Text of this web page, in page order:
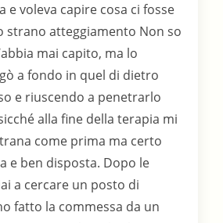
e voleva capire cosa ci fosse
strano atteggiamento Non so
mai capito, ma lo
a fondo in quel di dietro
e riuscendo a penetrarlo
alla fine della terapia mi
come prima ma certo
e ben disposta. Dopo le
a cercare un posto di
fatto la commessa da un